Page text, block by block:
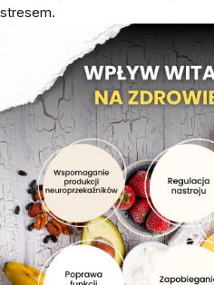
stresem.